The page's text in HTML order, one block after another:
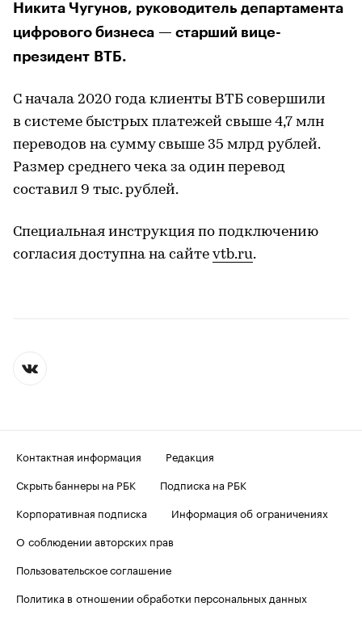
Никита Чугунов, руководитель департамента
цифрового бизнеса — старший вице-
президент ВТБ.
С начала 2020 года клиенты ВТБ совершили
в системе быстрых платежей свыше 4,7 млн
переводов на сумму свыше 35 млрд рублей.
Размер среднего чека за один перевод
составил 9 тыс. рублей.
Специальная инструкция по подключению
согласия доступна на сайте vtb.ru.
Контактная информация
Редакция
Скрыть баннеры на РБК
Подписка на РБК
Корпоративная подписка
Информация об ограничениях
О соблюдении авторских прав
Пользовательское соглашение
Политика в отношении обработки персональных данных